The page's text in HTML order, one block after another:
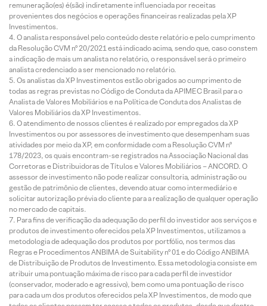
remuneração(es) é(são) indiretamente influenciada por receitas
provenientes dos negócios e operações financeiras realizadas pela XP
Investimentos.
O analista responsável pelo conteúdo deste relatório e pelo cumprimento
da Resolução CVM nº 20/2021 está indicado acima, sendo que, caso constem
a indicação de mais um analista no relatório, o responsável será o primeiro
analista credenciado a ser mencionado no relatório.
Os analistas da XP Investimentos estão obrigados ao cumprimento de
todas as regras previstas no Código de Conduta da APIMEC Brasil para o
Analista de Valores Mobiliários e na Política de Conduta dos Analistas de
Valores Mobiliários da XP Investimentos.
O atendimento de nossos clientes é realizado por empregados da XP
Investimentos ou por assessores de investimento que desempenham suas
atividades por meio da XP, em conformidade com a Resolução CVM nº
178/2023, os quais encontram-se registrados na Associação Nacional das
Corretoras e Distribuidoras de Títulos e Valores Mobiliários – ANCORD. O
assessor de investimento não pode realizar consultoria, administração ou
gestão de patrimônio de clientes, devendo atuar como intermediário e
solicitar autorização prévia do cliente para a realização de qualquer operação
no mercado de capitais.
Para fins de verificação da adequação do perfil do investidor aos serviços e
produtos de investimento oferecidos pela XP Investimentos, utilizamos a
metodologia de adequação dos produtos por portfólio, nos termos das
Regras e Procedimentos ANBIMA de Suitability nº 01 e do Código ANBIMA
de Distribuição de Produtos de Investimento. Essa metodologia consiste em
atribuir uma pontuação máxima de risco para cada perfil de investidor
(conservador, moderado e agressivo), bem como uma pontuação de risco
para cada um dos produtos oferecidos pela XP Investimentos, de modo que